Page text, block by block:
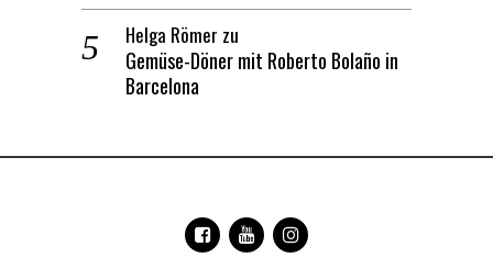
Helga Römer zu
Gemüse-Döner mit Roberto Bolaño in
Barcelona